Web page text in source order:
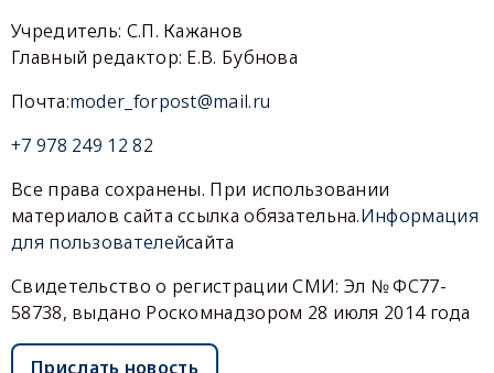
Учредитель: С.П. Кажанов
Главный редактор: Е.В. Бубнова
Почта:moder_forpost@mail.ru
+7 978 249 12 82
Все права сохранены. При использовании
материалов сайта ссылка обязательна.Информация
для пользователейсайта
Свидетельство о регистрации СМИ: Эл № ФС77-
58738, выдано Роскомнадзором 28 июля 2014 года
Прислать новость